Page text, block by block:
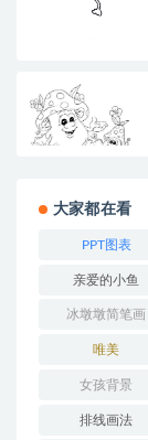
大家都在看
PPT图表
亲爱的小鱼
冰墩墩简笔画
唯美
女孩背景
排线画法